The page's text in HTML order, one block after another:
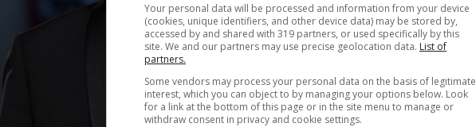
Your personal data will be processed and information from your device
(cookies, unique identifiers, and other device data) may be stored by,
accessed by and shared with 319 partners, or used specifically by this
site. We and our partners may use precise geolocation data. List of
partners.
Some vendors may process your personal data on the basis of legitimate
interest, which you can object to by managing your options below. Look
for a link at the bottom of this page or in the site menu to manage or
withdraw consent in privacy and cookie settings.